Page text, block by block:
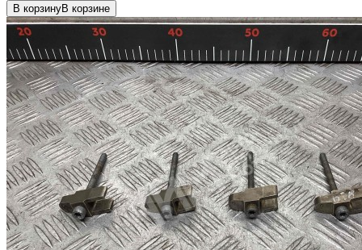
В корзинуВ корзине